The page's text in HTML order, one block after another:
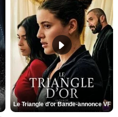
Le Triangle d'or Bande-annonce VF